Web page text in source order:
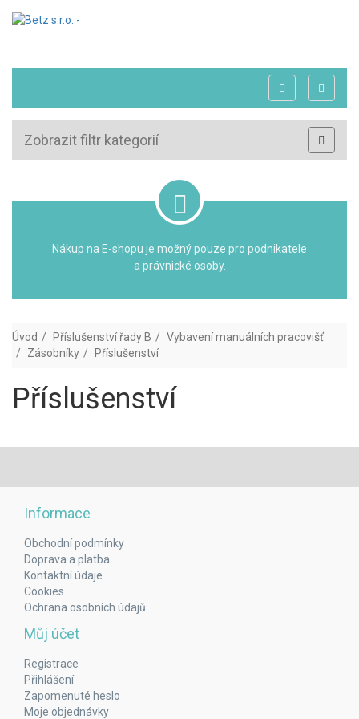
Zobrazit filtr kategorií
Nákup na E-shopu je možný pouze pro podnikatele
a právnické osoby.
Úvod Příslušenství řady B
Vybavení manuálních pracovišť
Zásobníky
Příslušenství
Příslušenství
Informace
Obchodní podmínky
Doprava a platba
Kontaktní údaje
Cookies
Ochrana osobních údajů
Můj účet
Registrace
Přihlášení
Zapomenuté heslo
Moje objednávky